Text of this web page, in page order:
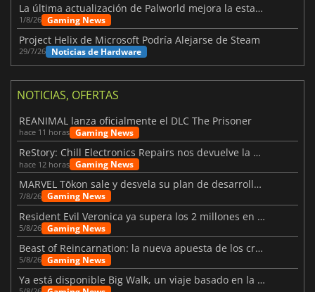
La última actualización de Palworld mejora la estabilidad
1/8/26 Gaming News
Project Helix de Microsoft Podría Alejarse de Steam
29/7/26 Noticias de Hardware
NOTICIAS, OFERTAS
REANIMAL lanza oficialmente el DLC The Prisoner
hace 11 horas Gaming News
ReStory: Chill Electronics Repairs nos devuelve la nostalgia de los 2000
hace 12 horas Gaming News
MARVEL Tōkon sale y desvela su plan de desarrollo para el primer año
7/8/26 Gaming News
Resident Evil Veronica ya supera los 2 millones en listas de deseados
5/8/26 Gaming News
Beast of Reincarnation: la nueva apuesta de los creadores de Pokémon
5/8/26 Gaming News
Ya está disponible Big Walk, un viaje basado en la amistad